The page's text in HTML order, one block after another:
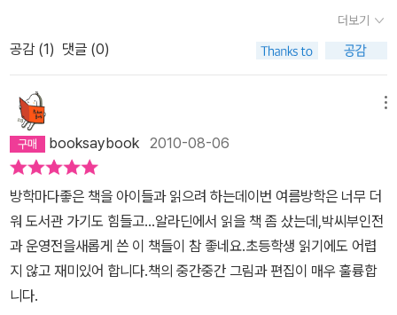
란 선비가 귀신과의 접촉으로 현실을 다시 해석하는 기회를 얻고 최
치원전과 이인보전의 경우는 외로운 선비들이 사랑을 나누는 기회이
며 최치원전의 경우는 그것을 기화로 최치원 말년에 은둔한 사연을
설명하기도 한다. 고골리 작품 ‘외투’에 등장하는 귀신은 캐릭터와 사
건을 극적으로 드러내는 효과를 내는 것을 보면, 창작자들이 귀신을
등장시키는 맥락과 동기는 매우 흥미로운 주제이다. 그에 비해 구운
몽은 꿈 이야기고 춘향전은 꿈도 귀신도 없는 매우 리얼한 배경을 깔
고 있으니 시대에 따라 이야기 풀어가는 양상의 변화 또한 매우 흥미
로운 것이다. 5. 우리 고전 속 데이트 풍속 - 한시 나누기 최치원전이
나 금오신화 운영전 등 고전 속에는 시를 주고받으며 사랑을 키우는
데이트가 하나의 풍속처럼 여기저기서 발견된다. 최근 영국에서는 인
텔리데이팅이 유행한다는 보도가 있었다. 시 낭송 모임이나 정치토론
에 함께 읽으며 나눈다는 생각을 하면-- 생각만으로도 즐겁다. 나는
이야기에 들어가기도 전에 벌써 이 책의 목적과 모양새에 매료되고
김진사, 안평대군의 이야기는 흥미롭고, 안타깝고, 아름다왔다. 한문
으로 이런 소설이 씌어진다면 대체 어떤 글자들로 어떤 문장으로 되
어있는지 전혀 알지 못하지만, 조현설님의 번역은 이 책에서 '내용을
담는 그릇'이라는 형식을 적절히 고르지 않았나 싶다. 글에는 이루 말
할 수 없는 품위가 흐른다. 왕가의 아들답게 안평대군의 수성궁의 생
활은 절도와 위엄이 깃들어있다. 어려서부터 시, 서, 화,악에 모두 능
하고 학문을 좋아했던 안평은 그 미학적 완성을 위해 수성궁을 짓고
거기에 궁녀를 들여 교육을 시킨다. 안평의 권위는 지금으로서는 도
저히 수긍할 수 없지만 그 시대로서는 거역할 수 없는 것이었으리라.
들의 슬픈 모습을 더욱이 빛내주었다. 이들의 사랑은 왜 아름다운가?
이들은 서로를 죽어서도 잊지 못하고 그리워했다. 현대 사회에서 이
러한 사랑이 불가피하기에, 이러한 이야기가 더욱 더 빛을 발하는 것
만 같다.세종 대왕의 여덟 왕자중 가장 총명했다던 안평대군과, 그 대
군이 거느렸던 열 명의 시녀. 이 열 명의 시녀는, 다른 여자와는 달리
아름다우면서도 영특하여, 안평대군의 가르침을 받아 당대의 뛰어난
시인이 되었다. 안평 대군은 이들이 지어내는 시들을 음미하기를 즐
겼으며, 단지 이 시녀들은 바깥 출입이나 사랑이 금지되어 있었다. 그
들은 오직 안평대군 한 명만을 위한, 새장 속에 갇힌 나이팅게일들이
었다. 이러한 때 한 궁녀가 사랑에 빠졌다면 어땠을까? 죽음에 이를
수 밖에 없는 사랑을 겪은 그녀가 택할 방법은, 결국 자결 밖에 없었
다.문장가 김 진사와 운영은, 서로에 대한 사랑을 확신했으면서도 가
더보기
공감 (1) 댓글 (0)
booksaybook 2010-08-06
방학마다좋은 책을 아이들과 읽으려 하는데이번 여름방학은 너무 더
워 도서관 가기도 힘들고...알라딘에서 읽을 책 좀 샀는데,박씨부인전
과 운영전을새롭게 쓴 이 책들이 참 좋네요.초등학생 읽기에도 어렵
지 않고 재미있어 합니다.책의 중간중간 그림과 편집이 매우 훌륭합
니다.